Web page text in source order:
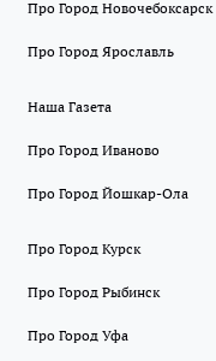
Про Город Новочебоксарск
Про Город Ярославль
Наша Газета
Про Город Иваново
Про Город Йошкар-Ола
Про Город Курск
Про Город Рыбинск
Про Город Уфа